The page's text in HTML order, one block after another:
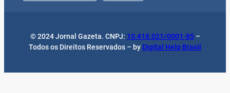
© 2024 Jornal Gazeta. CNPJ: 10.418.021/0001-85–
Todos os Direitos Reservados – by Digital Help Brasil